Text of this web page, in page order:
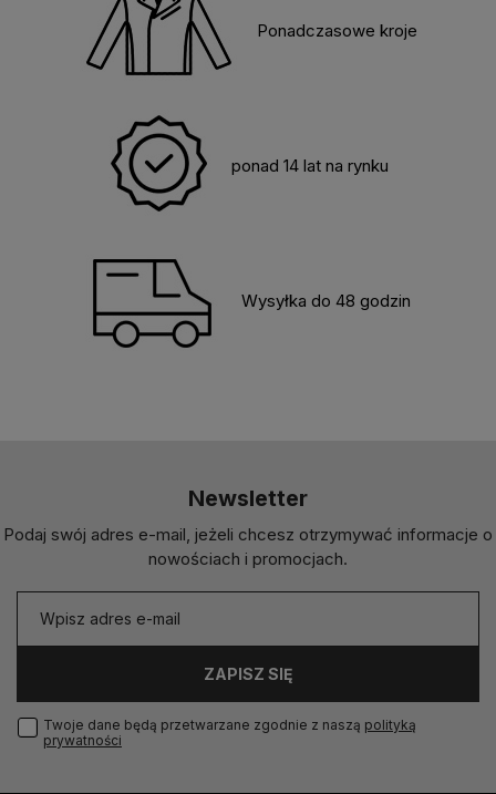
Ponadczasowe kroje
ponad 14 lat na rynku
Wysyłka do 48 godzin
Newsletter
Podaj swój adres e-mail, jeżeli chcesz otrzymywać informacje o
nowościach i promocjach.
ZAPISZ SIĘ
Twoje dane będą przetwarzane zgodnie z naszą polityką
prywatności